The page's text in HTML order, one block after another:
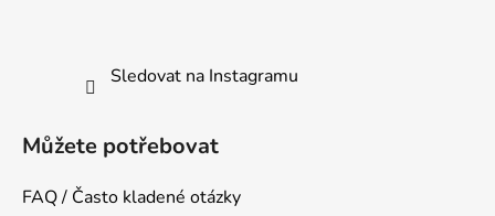
Sledovat na Instagramu
Můžete potřebovat
FAQ / Často kladené otázky